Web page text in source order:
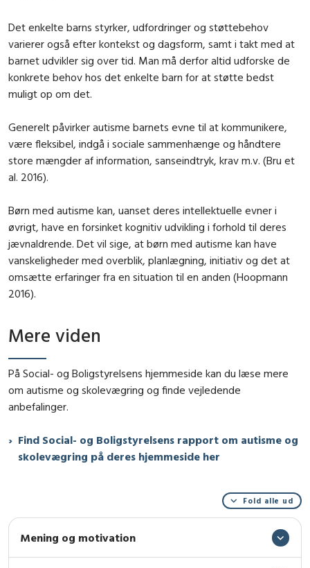
Det enkelte barns styrker, udfordringer og støttebehov
varierer også efter kontekst og dagsform, samt i takt med at
barnet udvikler sig over tid. Man må derfor altid udforske de
konkrete behov hos det enkelte barn for at støtte bedst
muligt op om det.
Generelt påvirker autisme barnets evne til at kommunikere,
være fleksibel, indgå i sociale sammenhænge og håndtere
store mængder af information, sanseindtryk, krav m.v. (Bru et
al. 2016).
Børn med autisme kan, uanset deres intellektuelle evner i
øvrigt, have en forsinket kognitiv udvikling i forhold til deres
jævnaldrende. Det vil sige, at børn med autisme kan have
vanskeligheder med overblik, planlægning, initiativ og det at
omsætte erfaringer fra en situation til en anden (Hoopmann
2016).
Mere viden
På Social- og Boligstyrelsens hjemmeside kan du læse mere
om autisme og skolevægring og finde vejledende
anbefalinger.
Find Social- og Boligstyrelsens rapport om autisme og
skolevægring på deres hjemmeside her
Fold alle ud
Mening og motivation